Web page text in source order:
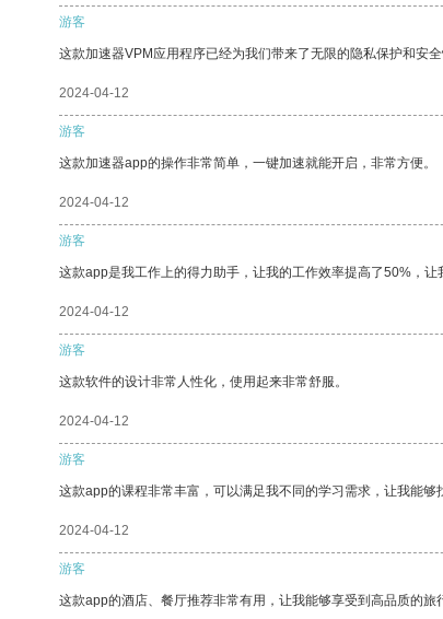
游客
这款加速器VPM应用程序已经为我们带来了无限的隐私保护和安全
2024-04-12
游客
这款加速器app的操作非常简单，一键加速就能开启，非常方便。
2024-04-12
游客
这款app是我工作上的得力助手，让我的工作效率提高了50%，让
2024-04-12
游客
这款软件的设计非常人性化，使用起来非常舒服。
2024-04-12
游客
这款app的课程非常丰富，可以满足我不同的学习需求，让我能够
2024-04-12
游客
这款app的酒店、餐厅推荐非常有用，让我能够享受到高品质的旅